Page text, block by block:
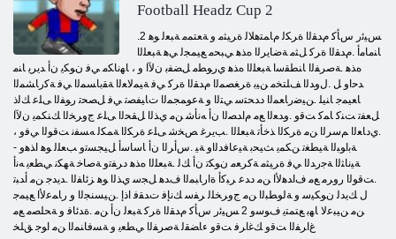
Football Headz Cup 2
.2 ﺲﻴﺋﺭ ﺱﺄﻛ ﻡﺪﻘﻟﺍ ﺓﺮﻜﻟ ﻡﺎﻤﺘﻫﻼ ﻟ ﺓﺮﻴﺜﻣ ﻭ ﺔﻌﺘﻤﻣ ﺔﺒﻌﻟ ﻮﻫ
ﺎﻨﻣﺎﻣﺃ .ﻡﺪﻘﻟﺍ ﺓﺮﻛ ﻞﺜﻣ ﺔﺿﺎﻳﺮﻟﺍ ﻩﺬﻫ ﻲﺒﺤﻣ ﻊﻴﻤﺠﻟ ﻲﻫ ﺔﺒﻌﻠﻟﺍ
ﻩﺬﻫ .ﺔﺻﺮﻔﻟﺍ ﺎﻨﻄﻘﺳﺍ ﺔﺒﻌﻠﻟﺍ ﻩﺬﻫ ﻱﺭﻮﻄﻣ ﻞﻀﻔﺑ ﻥﻵ ﺍ ﻭ ، ﺎﻬﻧﺎﻜﻣ ﻲﻓ ﻥﻮﻜﻳ ﻥﺃ ﺪﻳﺮﻳ ﺎﻨﻣ
ﺪﺣﺍﻭ ﻞ .ﻝﻭﺪﻟﺍ ﻒﻠﺘﺨﻣ ﻦﻴﺑ ﺓﺮﻐﺼﻤﻟﺍ ﻡﺪﻘﻟﺍ ﺓﺮﻛ ﻲﻓ ﺔﻴﻤﻟﺎﻌﻟﺍ ﺔﻘﺑﺎﺴﻤﻟﺍ ﻲﻓ ﺔﻛﺭﺎﺸﻤﻟﺍ
ﺎﻌﻴﻤﺟ ﺎﻨﻴﻠ .ﻦﻴﺿﺭﺎﻌﻤﻟﺍ ﺩﺪﺤﺘﺳ ﻲﺘﻟﺍ ﻭ ﺔﻋﻮﻤﺠﻤﻟﺍ ﺕﺎﻴﻔﺼﺗ ﻲﻓ ﻞﺼﺤﺗ ﺭﻮﻔﻟﺍ ﻰﻠﻋ ﻚﻟﺫ
ﻞﻌﻔﺗ ﺖﻨﻛ ﺎﻤﻛ ﺖﻗﻭ .ﻭﺪﻌﻟﺍ ﻊﻣ ﻡﺍﺪﺼﻟﺍ ﻥﺃ ﻪﻧﺄﺷ ﻦﻣ ﻱﺬﻟﺍ ﻞﻘﺤﻟﺍ ﻰﻠﻋ ﺝﻭﺮﺨﻟﺍ ﻚﻨﻜﻤﻳ ﻥﻵ ﺍ
.ﻱﺩﺎﻌﻟﺍ ﻢﺳﺮﻟﺍ ﻦﻣ ﺓﺮﻜﻟﺍ ﺬﺧﺄﺗ ﺔﺒﻌﻠﻟﺍ .ﺐﻳﺮﻏ ﺺﺨﺷ ﻰﻠﻋ ﺓﺮﻜﻟﺍ ﺔﻤﻜﻟ ﻪﺴﻔﻧ ﺖﻗﻮﻟﺍ ﻲﻓﻭ ،
ﺔﺑﺍﻮﺒﻟﺍ ﺔﻴﻄﻐﺗ ﻦﻜﻤﻳ ﺚﻴﺤﺑ ﺔﻴﻋﺎﻓﺪﻟﺍﻭ ﺔﻴ .ﺱﺃﺮﻟﺍ ﻥﺃ ﺎﺳﺎﺳﺃ ﻞﻴﺠﺴﺗﻭ ﺐﻌﻠﻟ ﻮﻫ ﺍﺬﻫﻭ -
ﺔﻴﻧﺎﺜﻟﺍ ﺔﺟﺭﺪﻟﺍ ﻲﻓ ﺓﺮﻴﺜﻣ ﺔﻛﺮﻌﻣ ﻥﻮﻜﺗ ﻥﺃ ﻚﻟ .ﺔﺒﻌﻠﻟﺍ ﻩﺬﻫ ﺩﺮﻔﺗﻭ ﺔﺻﺎﺧ ﺔﻬﻜﻧ ﻲﻄﻌﻳ ﻪﻧﺃ
.ﺖﻗﻮﻟﺍ ﺭﻭﺮﻣ ﻊﻣ ﻑﺍﺪﻫﻷ ﺍ ﻦﻣ ﺩﺪﻋ ﺮﺒﻛﺃ ﺓﺍﺭﺎﺒﻤﻟﺍ ﻑﺪﻫ ﻞﺠﺳ ﻱﺬﻟﺍ ﻮﻫ ﺰﺋﺎﻔﻟﺍ .ﺪﻳﺪﺟ ﻦﻣ ﺃﺪﺒﺗ
ﻝ ﻚﻳﺪﻟ ﻥﻮﻜﻴﺳ ﻭ ﺔﻟﻮﻄﺒﻟﺍ ﻦﻣ ﺝﻭﺮﺨﻠﻟ ﺮﻔﺳ ﻚﻧﺈﻓ ﺕﺪﻘﻓ ﺍﺫﺇ .ﻦﻴﺴﻨﺠﻟﺍ ﻭ ﺭﺎﻤﻋﻷ ﺍ ﻊﻴﻤﺟ
ﻦﻣ ﻦﻴﺒﻋﻻ ﺎﻬﺑ ﻊﺘﻤﺘﻳ ﻑﻮﺳﻭ 2 ﺲﻴﺋﺭ ﺱﺄﻛ ﻡﺪﻘﻟﺍ ﺓﺮﻛ ﺔﺒﻌﻟ ﻥﺃ ﻦﻣ .ﺓﺪﺋﺎﻓ ﻭ ﺔﺤﻠﺼﻣ ﻊﻣ
ﻍﺍﺮﻔﻟﺍ ﺖﻗﻭ ﻚﻏﺍﺮﻓ ﺖﻗﻭ ءﺎﻀﻘﻟ ﺔﺻﺮﻔﻟﺍ ﻲﻄﻌﻳ ﻭ ﺔﺴﻓﺎﻨﻤﻟﺍ ﻦﻣ ﺍﻮﺟ ﻖﻠﺨ